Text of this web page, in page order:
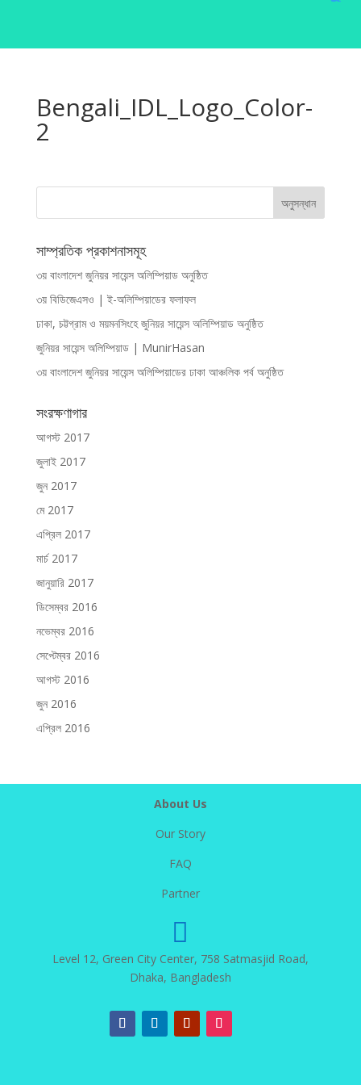
Bengali_IDL_Logo_Color-
2
সাম্প্রতিক প্রকাশনাসমূহ
৩য় বাংলাদেশ জুনিয়র সায়েন্স অলিম্পিয়াড অনুষ্ঠিত
৩য় বিডিজেএসও | ই-অলিম্পিয়াডের ফলাফল
ঢাকা, চট্টগ্রাম ও ময়মনসিংহে জুনিয়র সায়েন্স অলিম্পিয়াড অনুষ্ঠিত
জুনিয়র সায়েন্স অলিম্পিয়াড | MunirHasan
৩য় বাংলাদেশ জুনিয়র সায়েন্স অলিম্পিয়াডের ঢাকা আঞ্চলিক পর্ব অনুষ্ঠিত
সংরক্ষণাগার
আগস্ট 2017
জুলাই 2017
জুন 2017
মে 2017
এপ্রিল 2017
মার্চ 2017
জানুয়ারি 2017
ডিসেম্বর 2016
নভেম্বর 2016
সেপ্টেম্বর 2016
আগস্ট 2016
জুন 2016
এপ্রিল 2016
About Us
Our Story
FAQ
Partner

Level 12, Green City Center, 758 Satmasjid Road,
Dhaka, Bangladesh